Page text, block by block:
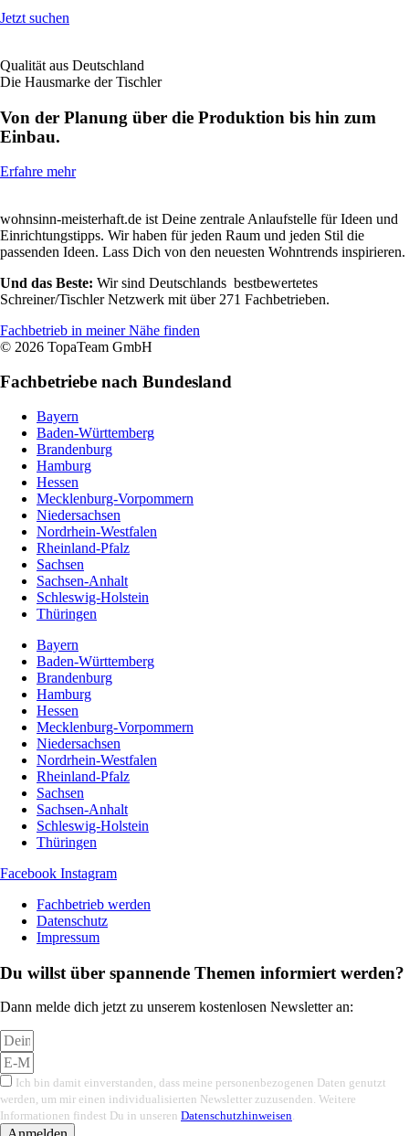
Jetzt suchen
Qualität aus Deutschland
Die Hausmarke der Tischler
Von der Planung über die Produktion bis hin zum
Einbau.
Erfahre mehr
wohnsinn-meisterhaft.de ist Deine zentrale Anlaufstelle für Ideen und
Einrichtungstipps. Wir haben für jeden Raum und jeden Stil die
passenden Ideen. Lass Dich von den neuesten Wohntrends inspirieren.
Und das Beste: Wir sind Deutschlands bestbewertetes
Schreiner/Tischler Netzwerk mit über 271 Fachbetrieben.
Fachbetrieb in meiner Nähe finden
© 2026 TopaTeam GmbH
Fachbetriebe nach Bundesland
Bayern
Baden-Württemberg
Brandenburg
Hamburg
Hessen
Mecklenburg-Vorpommern
Niedersachsen
Nordrhein-Westfalen
Rheinland-Pfalz
Sachsen
Sachsen-Anhalt
Schleswig-Holstein
Thüringen
Bayern
Baden-Württemberg
Brandenburg
Hamburg
Hessen
Mecklenburg-Vorpommern
Niedersachsen
Nordrhein-Westfalen
Rheinland-Pfalz
Sachsen
Sachsen-Anhalt
Schleswig-Holstein
Thüringen
Facebook Instagram
Fachbetrieb werden
Datenschutz
Impressum
Du willst über spannende Themen informiert werden?
Dann melde dich jetzt zu unserem kostenlosen Newsletter an:
Ich bin damit einverstanden, dass meine personenbezogenen Daten genutzt
werden, um mir einen individualisierten Newsletter zuzusenden. Weitere
Informationen findest Du in unseren Datenschutzhinweisen.